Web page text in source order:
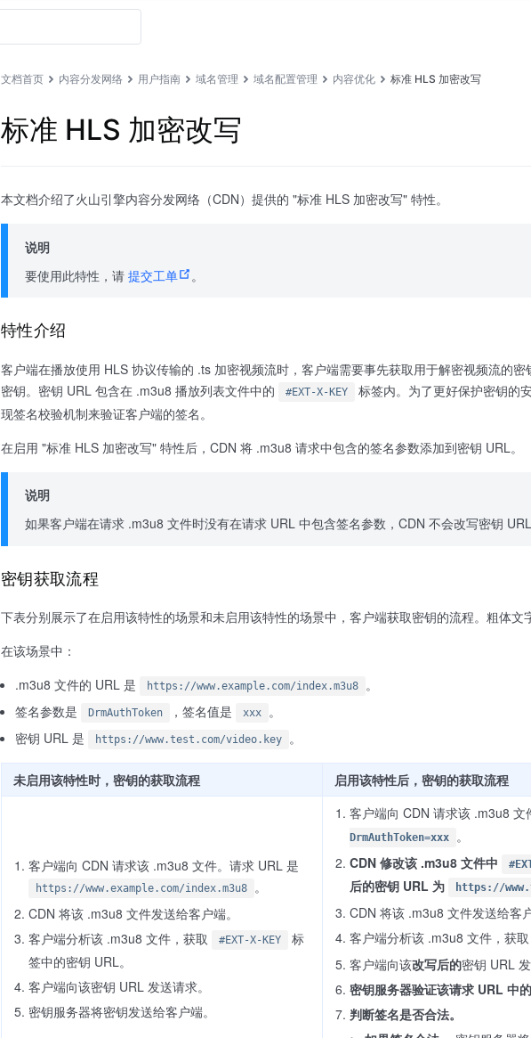
文档首页 内容分发网络 用户指南 域名管理 域名配置管理 内容优化 标准 HLS 加密改写
标准 HLS 加密改写
本文档介绍了火山引擎内容分发网络（CDN）提供的 "标准 HLS 加密改写" 特性。
说明
要使用此特性，请提交工单 。
特性介绍
客户端在播放使用 HLS 协议传输的 .ts 加密视频流时，客户端需要事先获取用于解密视频流的
密钥。密钥 URL 包含在 .m3u8 播放列表文件中的
#EXT-X-KEY
标签内。为了更好保护密钥的
现签名校验机制来验证客户端的签名。
在启用 "标准 HLS 加密改写" 特性后，CDN 将 .m3u8 请求中包含的签名参数添加到密钥 URL。
说明
如果客户端在请求 .m3u8 文件时没有在请求 URL 中包含签名参数，CDN 不会改写密钥 URL
密钥获取流程
下表分别展示了在启用该特性的场景和未启用该特性的场景中，客户端获取密钥的流程。粗体文
在该场景中：
.m3u8 文件的 URL 是
https://www.example.com/index.m3u8
。
签名参数是
DrmAuthToken ，签名值是 xxx
。
密钥 URL 是
https://www.test.com/video.key 。
未启用该特性时，密钥的获取流程 启用该特性后，密钥的获取流程
客户端向 CDN 请求该 .m3u8 文件。请求 URL 是
https://www.example.com/index.m3u8
。
CDN 将该 .m3u8 文件发送给客户端。
客户端分析该 .m3u8 文件，获取
#EXT-X-KEY
标
签中的密钥 URL。
客户端向该密钥 URL 发送请求。
密钥服务器将密钥发送给客户端。
客户端向 CDN 请求该 .m3u8 文
DrmAuthToken=xxx
。
CDN 修改该 .m3u8 文件中
后的密钥 URL 为
https://
CDN 将该 .m3u8 文件发送给客户
客户端分析该 .m3u8 文件，获取
客户端向该改写后的密钥 URL 发
密钥服务器验证该请求 URL 中的
判断签名是否合法。